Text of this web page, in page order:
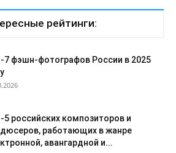
рейтинги:
7 фэшн-фотографов России в 2025
5 российских композиторов и
работающих в жанре
авангардной и...